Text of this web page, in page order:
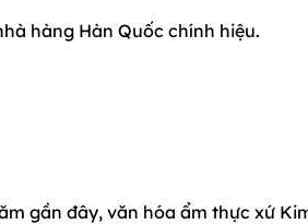
hàng Hàn Quốc chính hiệu.
gần đây, văn hóa ẩm thực xứ